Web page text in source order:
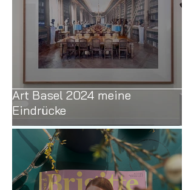
Art Basel 2024 meine
Eindrücke